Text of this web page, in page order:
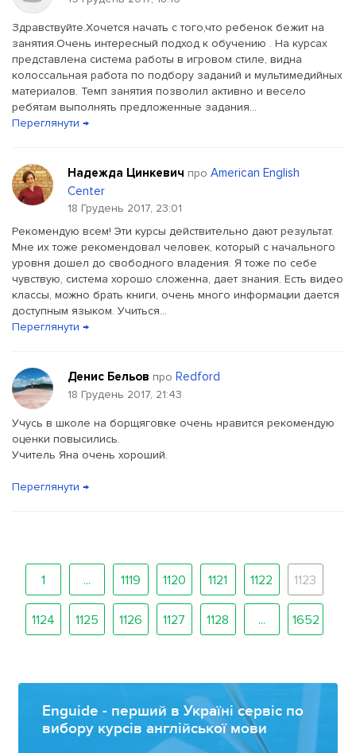
Здравствуйте.Хочется начать с того,что ребенок бежит на
занятия.Очень интересный подход к обучению . На курсах
представлена система работы в игровом стиле, видна
колоссальная работа по подбору заданий и мультимедийных
материалов. Темп занятия позволил активно и весело
ребятам выполнять предложенные задания...
Переглянути →
Надежда Цинкевич про American English
Center
18 Грудень 2017, 23:01
Рекомендую всем! Эти курсы действительно дают результат.
Мне их тоже рекомендовал человек, который с начального
уровня дошел до свободного владения. Я тоже по себе
чувствую, система хорошо сложенна, дает знания. Есть видео
классы, можно брать книги, очень много информации дается
доступным языком. Учиться...
Переглянути →
Денис Бельов про Redford
18 Грудень 2017, 21:43
Учусь в школе на борщяговке очень нравится рекомендую
оценки повысились.
Учитель Яна очень хороший.
Переглянути →
1 ... 1119 1120 1121 1122 1123
1124 1125 1126 1127 1128 ... 1652
Enguide - перший в Україні сервіс по
вибору курсів англійської мови